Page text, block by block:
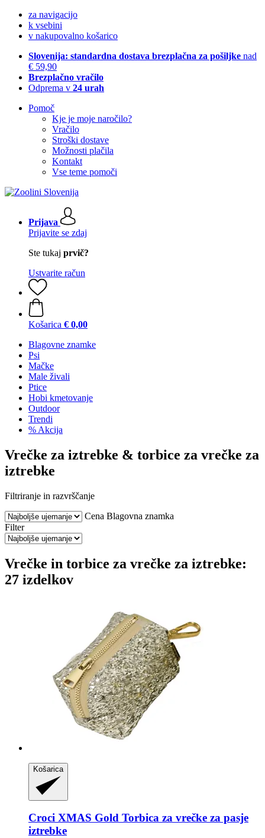
za navigacijo
k vsebini
v nakupovalno košarico
Slovenija: standardna dostava brezplačna za pošiljke nad
€ 59,90
Brezplačno vračilo
Odprema v 24 urah
Pomoč
Kje je moje naročilo?
Vračilo
Stroški dostave
Možnosti plačila
Kontakt
Vse teme pomoči
Prijava
Prijavite se zdaj
Ste tukaj prvič?
Ustvarite račun
Košarica € 0,00
Blagovne znamke
Psi
Mačke
Male živali
Ptice
Hobi kmetovanje
Outdoor
Trendi
% Akcija
Vrečke za iztrebke & torbice za vrečke za
iztrebke
Filtriranje in razvrščanje
Cena Blagovna znamka
Filter
Vrečke in torbice za vrečke za iztrebke:
27 izdelkov
Košarica
Croci XMAS Gold Torbica za vrečke za pasje
iztrebke